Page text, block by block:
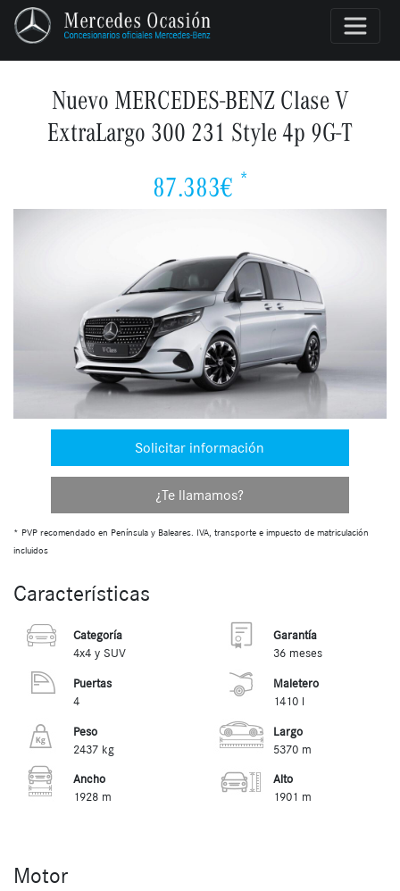
Características
Categoría
4x4 y SUV
Garantía
36 meses
Puertas
4
Maletero
1410 l
Peso
2437 kg
Largo
5370 m
Ancho
1928 m
Alto
1901 m
Motor
Nuevo MERCEDES-BENZ Clase V
ExtraLargo 300 231 Style 4p 9G-T
87.383€ *
Solicitar información
¿Te llamamos?
* PVP recomendado en Península y Baleares. IVA, transporte e impuesto de matriculación
incluidos